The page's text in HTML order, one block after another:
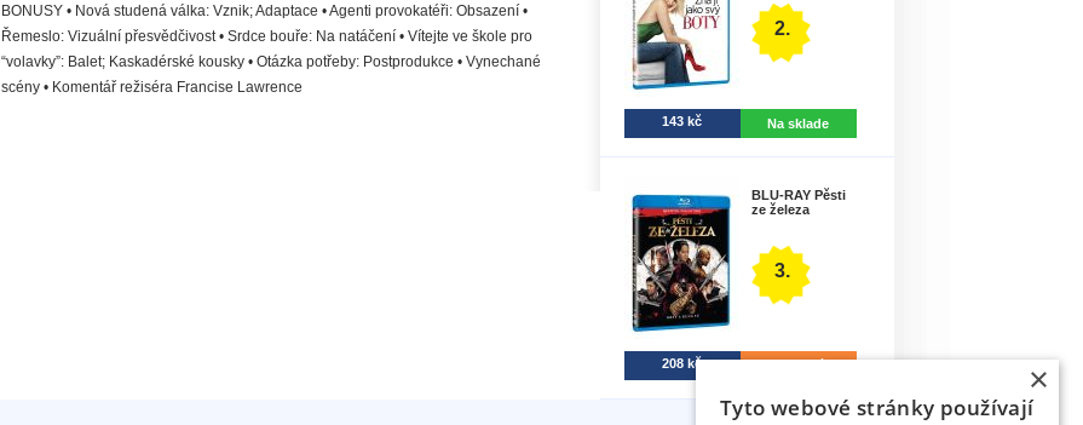
BONUSY • Nová studená válka: Vznik; Adaptace • Agenti provokatéři: Obsazení •
Řemeslo: Vizuální přesvědčivost • Srdce bouře: Na natáčení • Vítejte ve škole pro
“volavky”: Balet; Kaskadérské kousky • Otázka potřeby: Postprodukce • Vynechané
scény • Komentář režiséra Francise Lawrence
2.
143 kč Na sklade
BLU-RAY Pěsti
ze železa
3.
208 kč ×
Tyto webové stránky používají